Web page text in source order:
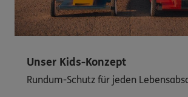
Unser Kids-Konzept
Rundum-Schutz für jeden